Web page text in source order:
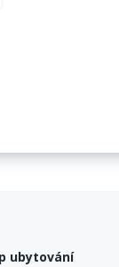
ubytování